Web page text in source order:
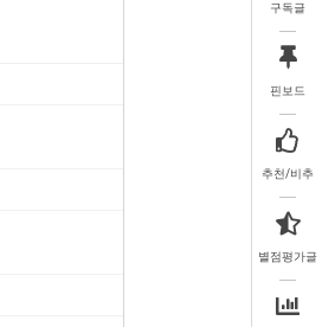
구독글
핀보드
추천/비추
별점평가글